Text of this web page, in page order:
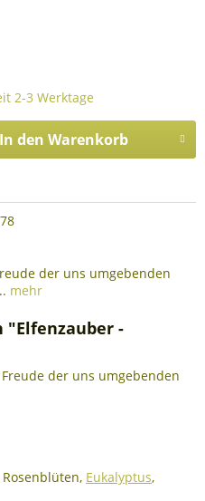
2-3 Werktage
In den Warenkorb
der uns umgebenden
mehr
-
der uns umgebenden
Rosenblüten, Eukalyptus,